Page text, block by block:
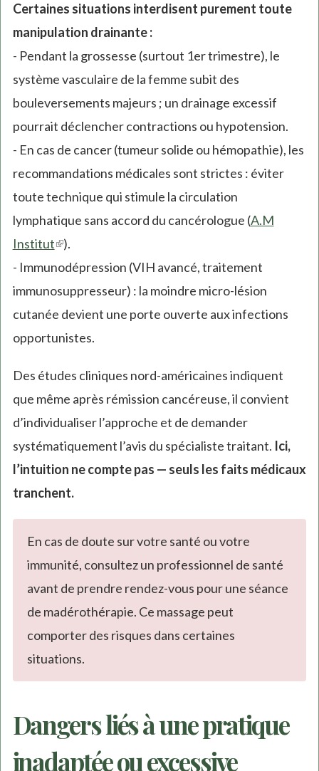
Certaines situations interdisent purement toute
manipulation drainante :
- Pendant la grossesse (surtout 1er trimestre), le
système vasculaire de la femme subit des
bouleversements majeurs ; un drainage excessif
pourrait déclencher contractions ou hypotension.
- En cas de cancer (tumeur solide ou hémopathie), les
recommandations médicales sont strictes : éviter
toute technique qui stimule la circulation
lymphatique sans accord du cancérologue (A.M
Institut(link
is
external)
).
- Immunodépression (VIH avancé, traitement
immunosuppresseur) : la moindre micro-lésion
cutanée devient une porte ouverte aux infections
opportunistes.
Des études cliniques nord-américaines indiquent
que même après rémission cancéreuse, il convient
d’individualiser l’approche et de demander
systématiquement l’avis du spécialiste traitant. Ici,
l’intuition ne compte pas — seuls les faits médicaux
tranchent.
En cas de doute sur votre santé ou votre
immunité, consultez un professionnel de santé
avant de prendre rendez-vous pour une séance
de madérothérapie. Ce massage peut
comporter des risques dans certaines
situations.
Dangers liés à une pratique
inadaptée ou excessive